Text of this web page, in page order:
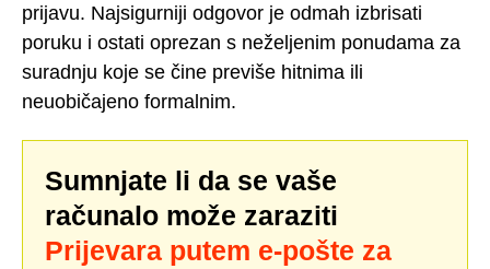
prijavu. Najsigurniji odgovor je odmah izbrisati
poruku i ostati oprezan s neželjenim ponudama za
suradnju koje se čine previše hitnima ili
neuobičajeno formalnim.
Sumnjate li da se vaše
računalo može zaraziti
Prijevara putem e-pošte za